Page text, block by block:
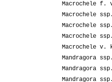
Macrochele f.
Macrochele
Macrochele
Macrochele
Macrochele v.
Mandragora
Mandragora
Mandragora